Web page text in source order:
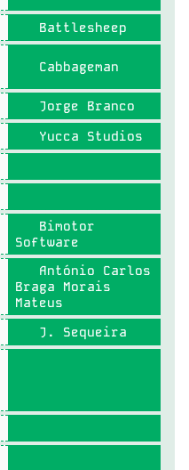
Battlesheep
Cabbageman
Jorge Branco
Yucca Studios
Bimotor
Software
António Carlos
Braga Morais
Mateus
J. Sequeira